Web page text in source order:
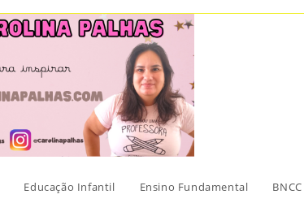
Educação Infantil Ensino Fundamental